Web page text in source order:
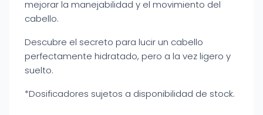
mejorar la manejabilidad y el movimiento del
cabello.
Descubre el secreto para lucir un cabello
perfectamente hidratado, pero a la vez ligero y
suelto.
*Dosificadores sujetos a disponibilidad de stock.